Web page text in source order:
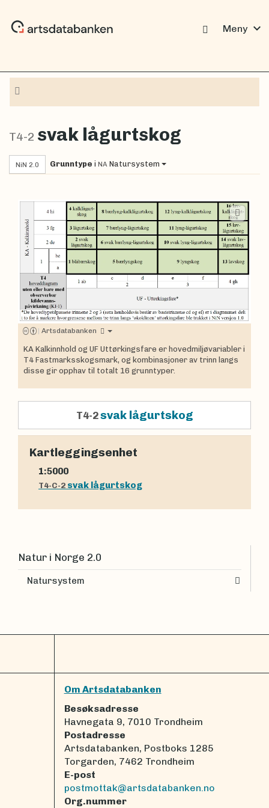
Meny expand_more
T4-2 svak lågurtskog
NiN 2.0 Grunntype i NA Natursystem
| Artsdatabanken
KA Kalkinnhold og UF Uttørkingsfare er hovedmiljøvariabler i
T4 Fastmarksskogsmark, og kombinasjoner av trinn langs
disse gir opphav til totalt 16 grunntyper.
T4-2svak lågurtskog
Kartleggingsenhet
1:5000
T4-C-2 svak lågurtskog
Natur i Norge 2.0
Natursystem
Om Artsdatabanken
Besøksadresse
Havnegata 9, 7010 Trondheim
Postadresse
Artsdatabanken, Postboks 1285
Torgarden, 7462 Trondheim
E-post
postmottak@artsdatabanken.no
Org.nummer